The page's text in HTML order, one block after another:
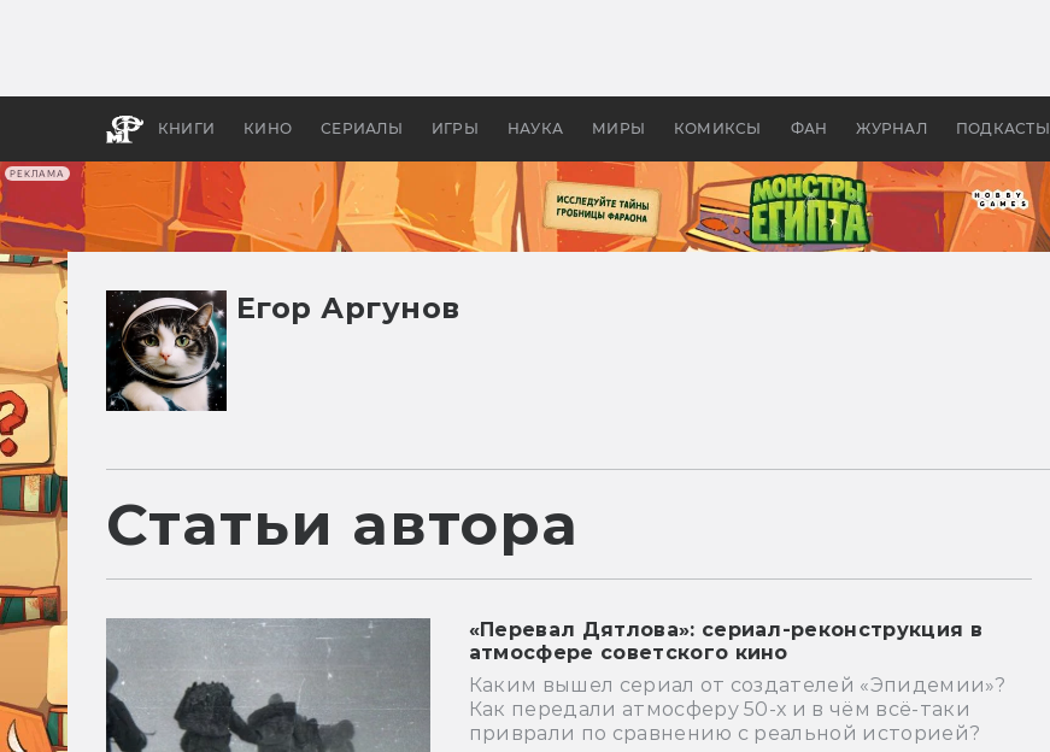
РЕКЛАМА
КНИГИ КИНО СЕРИАЛЫ ИГРЫ НАУКА МИРЫ КОМИКСЫ ФАН ЖУРНАЛ ПОДКАСТЫ
бы «Властелина колец»
Древней Грецией
Егор Аргунов
Статьи автора
«Перевал Дятлова»: сериал-реконструкция в
атмосфере советского кино
Каким вышел сериал от создателей «Эпидемии»?
Как передали атмосферу 50-х и в чём всё-таки
приврали по сравнению с реальной историей?